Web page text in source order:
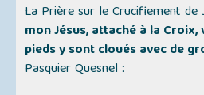
La Prière sur le Crucifiement de
mon Jésus, attaché à la
pieds y sont cloués avec de
Pasquier Quesnel :